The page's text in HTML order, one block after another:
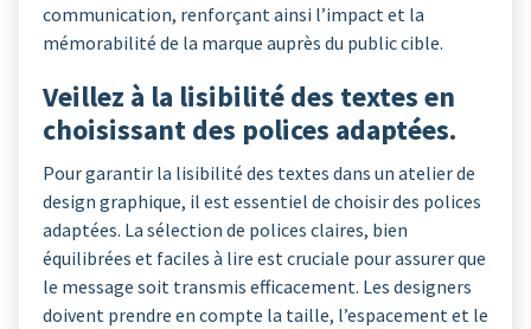
communication, renforçant ainsi l’impact et la
mémorabilité de la marque auprès du public cible.
Veillez à la lisibilité des textes en
choisissant des polices adaptées.
Pour garantir la lisibilité des textes dans un atelier de
design graphique, il est essentiel de choisir des polices
adaptées. La sélection de polices claires, bien
équilibrées et faciles à lire est cruciale pour assurer que
le message soit transmis efficacement. Les designers
doivent prendre en compte la taille, l’espacement et le